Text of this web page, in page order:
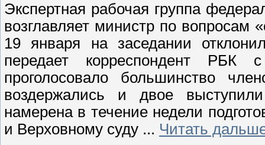
Экспертная рабочая группа
возглавляет министр по вопросам
19 января на заседании
передает корреспондент РБК
проголосовало большинство
воздержались и двое
намерена в течение недели
и Верховному суду ... Читать